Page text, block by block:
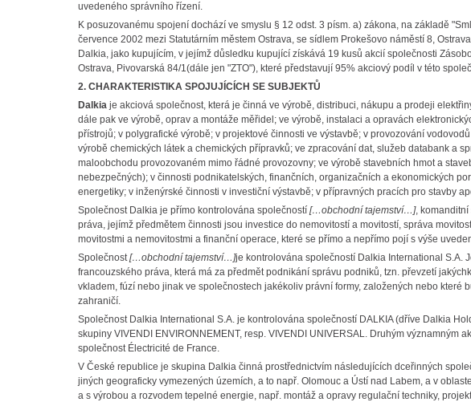
uvedeného správního řízení.
K posuzovanému spojení dochází ve smyslu § 12 odst. 3 písm. a) zákona, na základě
července 2002 mezi Statutárním městem Ostrava, se sídlem Prokešovo náměstí 8,
Dalkia, jako kupujícím, v jejímž důsledku kupující získává 19 kusů akcií společnosti
Ostrava, Pivovarská 84/1(dále jen "ZTO"), které představují 95% akciový podíl v této
2. CHARAKTERISTIKA SPOJUJÍCÍCH SE SUBJEKTŮ
Dalkia je akciová společnost, která je činná ve výrobě, distribuci, nákupu a prodeji
dále pak ve výrobě, oprav a montáže měřidel; ve výrobě, instalaci a opravách
přístrojů; v polygrafické výrobě; v projektové činnosti ve výstavbě; v provozování
výrobě chemických látek a chemických přípravků; ve zpracování dat, služeb databank a
maloobchodu provozovaném mimo řádné provozovny; ve výrobě stavebních hmot a
nebezpečných); v činnosti podnikatelských, finančních, organizačních a ekonomických
energetiky; v inženýrské činnosti v investiční výstavbě; v přípravných pracích pro stavby
Společnost Dalkia je přímo kontrolována společností […obchodní tajemství…],
práva, jejímž předmětem činnosti jsou investice do nemovitostí a movitostí, správa
movitostmi a nemovitostmi a finanční operace, které se přímo a nepřímo pojí s výše
Společnost[…obchodní tajemství…]je kontrolována společností Dalkia International S.A.
francouzského práva, která má za předmět podnikání správu podniků, tzn. převzetí
vkladem, fúzí nebo jinak ve společnostech jakékoliv právní formy, založených nebo které
zahraničí.
Společnost Dalkia International S.A. je kontrolována společností DALKIA (dříve Dalkia
skupiny VIVENDI ENVIRONNEMENT, resp. VIVENDI UNIVERSAL. Druhým významným
společnost Électricité de France.
V České republice je skupina Dalkia činná prostřednictvím následujících dceřinných
jiných geograficky vymezených územích, a to např. Olomouc a Ústí nad Labem, a v
a s výrobou a rozvodem tepelné energie, např. montáž a opravy regulační techniky,